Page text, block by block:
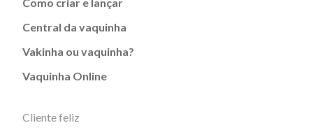
Central da vaquinha
Vakinha ou vaquinha?
Vaquinha Online
Cliente feliz